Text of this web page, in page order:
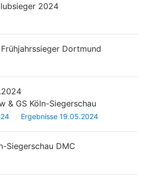
2024
Frühjahrssieger Dortmund
& GS Köln-Siegerschau
Ergebnisse 19.05.2024
Siegerschau DMC